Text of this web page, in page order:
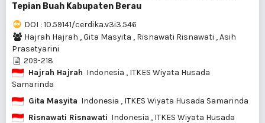
Tepian Buah Kabupaten Berau
DOI : 10.59141/cerdika.v3i3.546
Hajrah Hajrah ,Gita Masyita , Risnawati Risnawati ,Asih
Prasetyarini
209-218
Hajrah Hajrah Indonesia , ITKES Wiyata Husada
Samarinda
Gita Masyita Indonesia , ITKES Wiyata Husada Samarinda
Risnawati Risnawati Indonesia , ITKES Wiyata Husada